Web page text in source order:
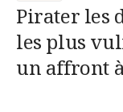
Pirater les
les plus
un affront